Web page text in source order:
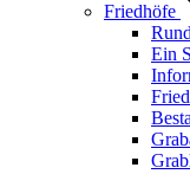
Friedhöfe
Ein